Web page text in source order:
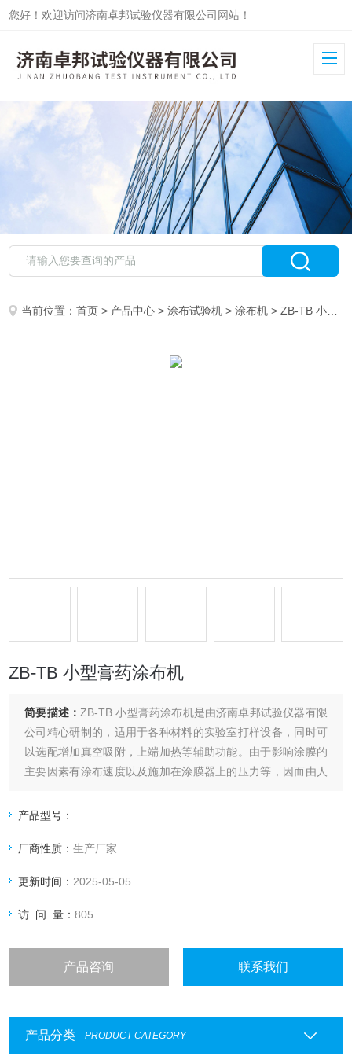
您好！欢迎访问济南卓邦试验仪器有限公司网站！
当前位置：首页 > 产品中心 >涂布试验机 >涂布机 > ZB-TB 小型膏药涂布机
ZB-TB 小型膏药涂布机
简要描述： ZB-TB 小型膏药涂布机是由济南卓邦试验仪器有限
公司精心研制的，适用于各种材料的实验室打样设备，同时可
以选配增加真空吸附，上端加热等辅助功能。由于影响涂膜的
主要因素有涂布速度以及施加在涂膜器上的压力等，因而由人
就更大了，这就给比较样板之间的测试结果带来了困难。本款
产品型号：
厂商性质：生产厂家
更新时间： 2025-05-05
访 问 量：805
产品咨询 联系我们
产品分类 PRODUCT CATEGORY